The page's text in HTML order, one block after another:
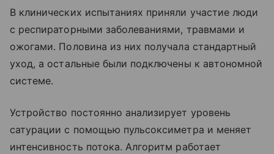
В клинических испытаниях приняли участие люди
с респираторными заболеваниями, травмами и
ожогами. Половина из них получала стандартный
уход, а остальные были подключены к автономной
системе.
Устройство постоянно анализирует уровень
сатурации с помощью пульсоксиметра и меняет
интенсивность потока. Алгоритм работает